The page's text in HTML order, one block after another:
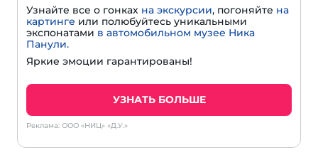
Узнайте все о гонках на экскурсии, погоняйте на
картинге или полюбуйтесь уникальными
экспонатами в автомобильном музее Ника
Панули.
Яркие эмоции гарантированы!
УЗНАТЬ БОЛЬШЕ
Реклама: ООО «НИЦ» «Д.У.»